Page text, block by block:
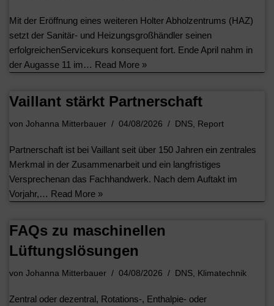
Mit der Eröffnung eines weiteren Holter Abholzentrums (HAZ)
setzt der Sanitär- und Heizungsgroßhändler seinen
erfolgreichenServicekurs konsequent fort. Ende April nahm in
der Augasse 11 im… Read More »
Vaillant stärkt Partnerschaft
von Johanna Mitterbauer 04/08/2026 DNS, Report
Partnerschaft ist bei Vaillant seit über 150 Jahren ein zentrales
Merkmal in der Zusammenarbeit und ein langfristiges
Versprechenan das Fachhandwerk. Nach dem Auftakt im
Vorjahr,… Read More »
FAQs zu maschinellen
Lüftungslösungen
von Johanna Mitterbauer 04/08/2026 DNS, Klimatechnik
Zentral oder dezentral, Rotations-, Enthalpie- oder